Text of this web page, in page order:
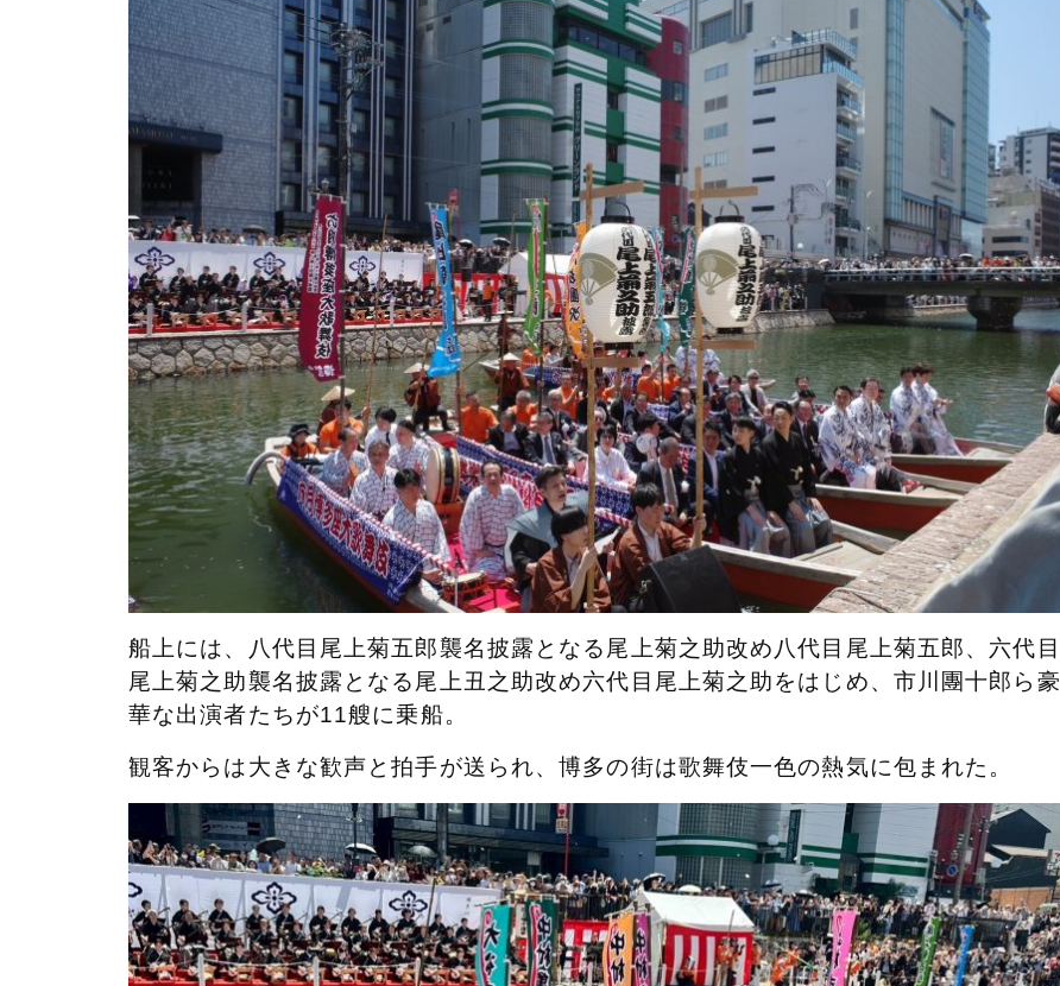
船上には、八代目尾上菊五郎襲名披露となる尾上菊之助改め八代目尾上菊五郎、 六代目
尾上菊之助襲名披露となる尾上丑之助改め六代目尾上菊之助をはじめ、市川團十郎ら豪
華な出演者たちが11艘に乗船。
観客からは大きな歓声と拍手が送られ、博多の街は歌舞伎一色の熱気に包まれた。